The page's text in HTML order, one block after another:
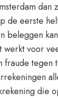
dan
de eerste
beleggen
werkt voor
tegen
die